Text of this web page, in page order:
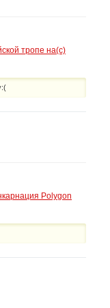
тропе на(с)
Polygon